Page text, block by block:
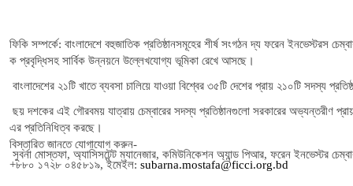
ফিকি সম্পর্কে: বাংলাদেশে বহুজাতিক প্রতিষ্ঠানসমূহের শীর্ষ সংগঠন দ্য ফরেন ইনভেস্টরস
ক প্রবৃদ্ধিসহ সার্বিক উন্নয়নে উল্লেখযোগ্য ভূমিকা রেখে আসছে।
বাংলাদেশের ২১টি খাতে ব্যবসা চালিয়ে যাওয়া বিশ্বের ৩৫টি দেশের প্রায় ২১০টি সদস্য
ছয় দশকের এই গৌরবময় যাত্রায় চেম্বারের সদস্য প্রতিষ্ঠানগুলো সরকারের অভ্যন্তরীণ
এর প্রতিনিধিত্ব করছে।
বিস্তারিত জানতে যোগাযোগ করুন-
সুবর্না মোস্তফা, অ্যাসিসটেন্ট ম্যানেজার, কমিউনিকেশন অ্যান্ড পিআর, ফরেন ইনভেস্টর
+৮৮০ ১৭২৮ ০৪৫৮১৯, ইমেইল: subarna.mostafa@ficci.org.bd